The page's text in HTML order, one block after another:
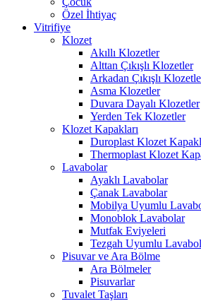
Özel İhtiyaç
Vitrifiye
Klozet
Akıllı Klozetler
Alttan Çıkışlı Klozetler
Arkadan Çıkışlı
Asma Klozetler
Duvara Dayalı Klozetler
Yerden Tek Klozetler
Klozet Kapakları
Duroplast Klozet
Thermoplast Klozet
Lavabolar
Ayaklı Lavabolar
Çanak Lavabolar
Mobilya Uyumlu
Monoblok Lavabolar
Mutfak Eviyeleri
Tezgah Uyumlu
Pisuvar ve Ara Bölme
Ara Bölmeler
Pisuvarlar
Tuvalet Taşları